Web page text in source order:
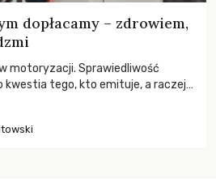
dopłacamy – zdrowiem,
motoryzacji. Sprawiedliwość
tego, kto emituje, a raczej